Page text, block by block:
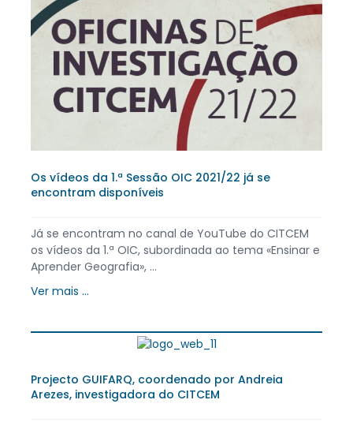
Os vídeos da 1.ª Sessão OIC 2021/22 já se
encontram disponíveis
Já se encontram no canal de YouTube do CITCEM
os vídeos da 1.ª OIC, subordinada ao tema «Ensinar e
Aprender Geografia», ...
Ver mais ...
Projecto GUIFARQ, coordenado por Andreia
Arezes, investigadora do CITCEM